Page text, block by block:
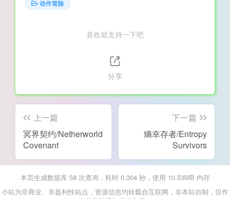
动作冒险
喜欢就支持一下吧
分享
上一篇
冥界契约/Netherworld
Covenant
下一篇
熵幸存者/Entropy
Survivors
本页生成数据库 58 次查询，耗时 0.304 秒，使用 10.53MB 内存
小站为非商业、非盈利性站点，资源信息均转载自互联网，非本站自制，仅作